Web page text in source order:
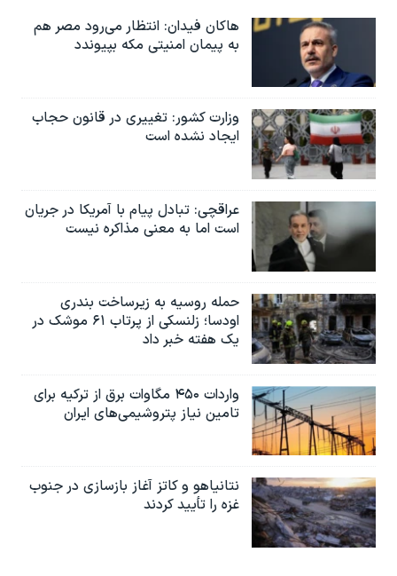
هاکان فیدان: انتظار می‌رود مصر هم
به پیمان امنیتی مکه بپیوندد
وزارت کشور: تغییری در قانون حجاب
ایجاد نشده است
عراقچی: تبادل پیام با آمریکا در جریان
است اما به معنی مذاکره نیست
حمله روسیه به زیرساخت بندری
اودسا؛ زلنسکی از پرتاب ۶۱ موشک در
یک هفته خبر داد
واردات ۴۵۰ مگاوات برق از ترکیه برای
تامین نیاز پتروشیمی‌های ایران
نتانیاهو و کاتز آغاز بازسازی در جنوب
غزه را تأیید کردند